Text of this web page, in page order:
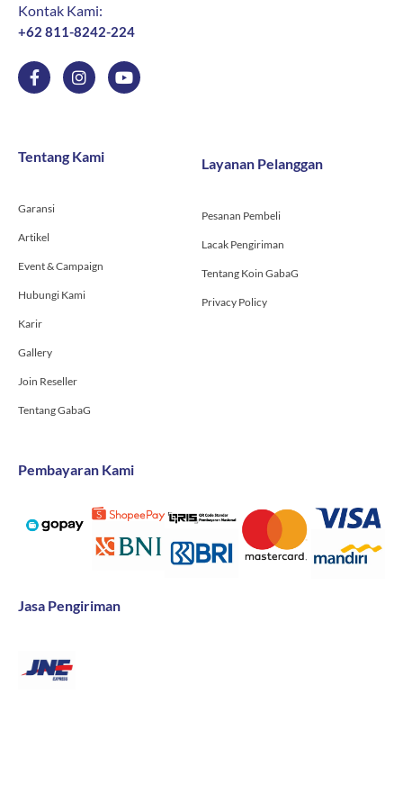
Kontak Kami:
+62 811-8242-224
F
a
o
o
f
I
n
g
r
Y
o
Tentang Kami
Garansi
Artikel
Event & Campaign
Hubungi Kami
Karir
Gallery
Join Reseller
Tentang GabaG
Layanan Pelanggan
Pesanan Pembeli
Lacak Pengiriman
Tentang Koin GabaG
Privacy Policy
Pembayaran Kami
Jasa Pengiriman